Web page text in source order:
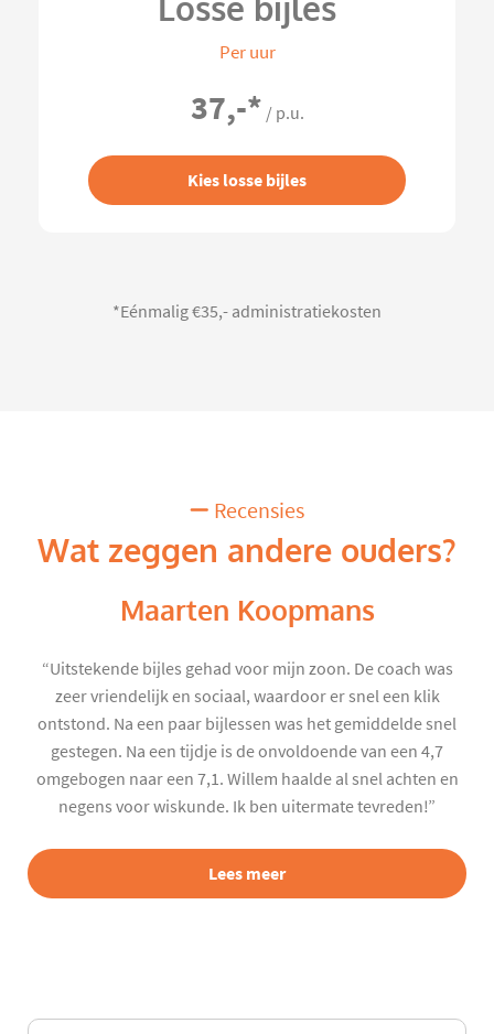
Losse bijles
Per uur
37,-* / p.u.
Kies losse bijles
*Eénmalig €35,- administratiekosten
Recensies
Wat zeggen andere ouders?
Maarten Koopmans
“Uitstekende bijles gehad voor mijn zoon. De coach was
zeer vriendelijk en sociaal, waardoor er snel een klik
ontstond. Na een paar bijlessen was het gemiddelde snel
gestegen. Na een tijdje is de onvoldoende van een 4,7
omgebogen naar een 7,1. Willem haalde al snel achten en
negens voor wiskunde. Ik ben uitermate tevreden!”
Lees meer